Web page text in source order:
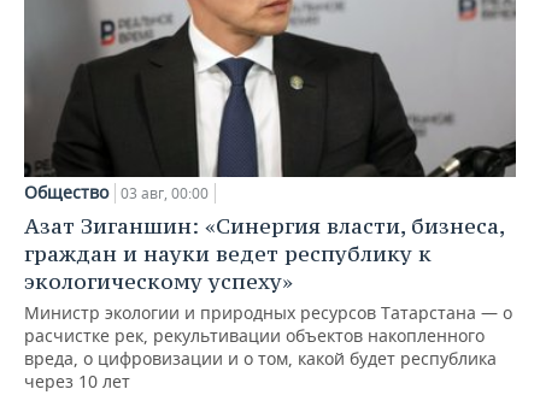
Общество 03 авг, 00:00
Азат Зиганшин: «Синергия власти, бизнеса,
граждан и науки ведет республику к
экологическому успеху»
Министр экологии и природных ресурсов Татарстана — о
расчистке рек, рекультивации объектов накопленного
вреда, о цифровизации и о том, какой будет республика
через 10 лет